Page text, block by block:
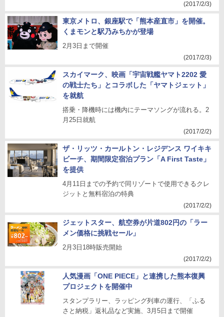
(2017/2/3)
東京メトロ、銀座駅で「熊本産直市」を開催。
くまモンと駅乃みちかが登場
2月3日まで開催
(2017/2/3)
スカイマーク、映画「宇宙戦艦ヤマト2202 愛
の戦士たち」とコラボした「ヤマトジェット」
を就航
搭乗・降機時には機内にテーマソングが流れる。2
月25日就航
(2017/2/2)
ザ・リッツ・カールトン・レジデンス ワイキキ
ビーチ、期間限定宿泊プラン「A First Taste」
を提供
4月11日までの予約で同リゾートで使用できるクレ
ジットと無料宿泊の特典
(2017/2/2)
ジェットスター、航空券が片道802円の「ラー
メン価格に挑戦セール」
2月3日18時販売開始
(2017/2/2)
人気漫画「ONE PIECE」と連携した熊本復興
プロジェクトを開催中
スタンプラリー、ラッピング列車の運行、「ふる
さと納税」返礼品など実施、3月5日まで開催